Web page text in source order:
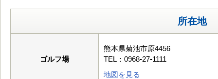
所在地
ゴルフ場
熊本県菊池市原4456
TEL：0968-27-1111
地図を見る